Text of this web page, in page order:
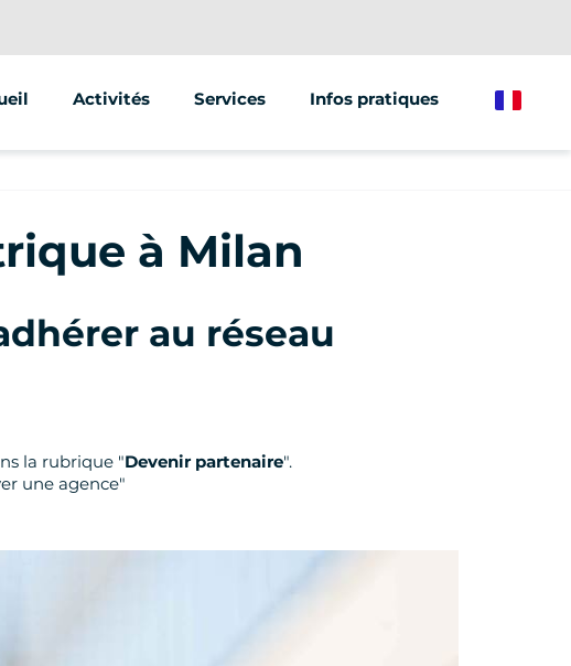
Activités
Segway
Vélo électrique
Services
Animations & Séminaires
Infos pratiques
à Milan
au réseau
la rubrique "Devenir partenaire".
une agence"